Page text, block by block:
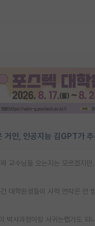
거인, 인공지능 김GPT가
교수님들 오는지는 모르겠지만...
대학원생들이 사적 연락은 안
박사과정이랑 사귀는랩가도 되